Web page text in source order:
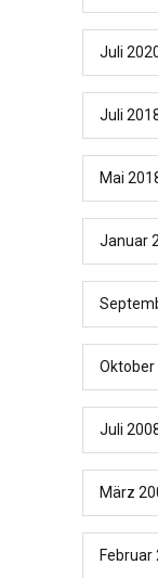
Juli
Juli
Mai
Januar
Oktober
Juli
März
Februar